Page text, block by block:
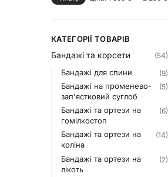
КАТЕГОРІЇ ТОВАРІВ
Бандажі та корсети (54)
Бандажі для спини (9)
Бандажі на променево-
зап'ястковий суглоб
(5)
Бандажі та ортези на
гомілкостоп
(6)
Бандажі та ортези на
коліна
(14)
Бандажі та ортези на
лікоть
(2)